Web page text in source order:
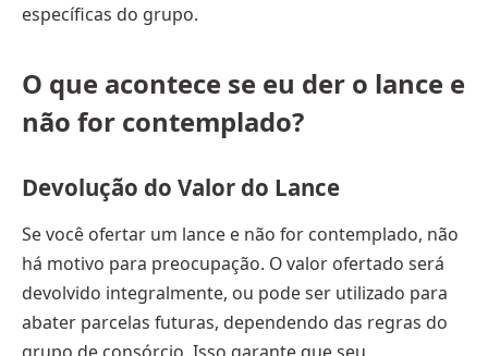
específicas do grupo.
O que acontece se eu der o lance e
não for contemplado?
Devolução do Valor do Lance
Se você ofertar um lance e não for contemplado, não
há motivo para preocupação. O valor ofertado será
devolvido integralmente, ou pode ser utilizado para
abater parcelas futuras, dependendo das regras do